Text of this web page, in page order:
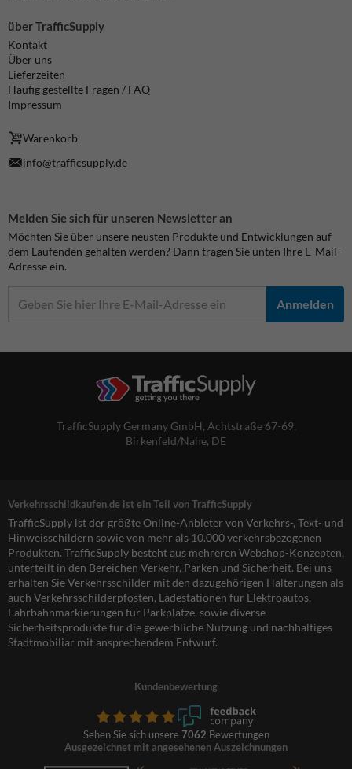
über TrafficSupply
Kontakt
Über uns
Lieferzeiten
Häufig gestellte Fragen / FAQ
Impressum
Warenkorb
info@trafficsupply.de
Melden Sie sich für unseren Newsletter an
Möchten Sie über unsere neusten Produkte und Entwicklungen auf
dem Laufenden gehalten werden? Dann tragen Sie unten Ihre E-Mail-
Adresse ein.
Anmelden
TrafficSupply Germany GmbH, Achtstraße 67-69,
Birkenfeld/Nahe, DE
Verkehrsschildkaufen.de ist ein Teil von TrafficSupply
TrafficSupply ist der größte Online-Anbieter von Verkehrs-, Text- und
Hinweisschildern sowie von mehr als 10.000 verkehrsbezogenen
Produkten. TrafficSupply besteht aus mehreren Webshop-Konzepten,
unterteilt in den Bereichen Verkehr, Parken und Sicherheit. Bei uns
erhalten Sie Verkehrsschilder mit den dazugehörigen Halterungen als
auch Verkehrsschilderpfosten, Ladestationen für Elektroautos,
Fahrbahnmarkierungen für Parkplätze, sowie diverse
Sicherheitsprodukte für die gewerbliche Nutzung und nachhaltiges
Stadtmobiliar mit ansprechendem Entwurf.
Kundenbewertung
Sehen Sie sich unsere 7062 Bewertungen
Ausgezeichnet mit angesehenen Auszeichnungen